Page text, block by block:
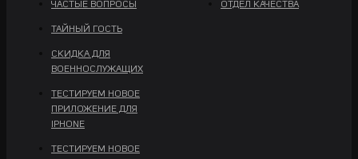
ЧАСТЫЕ ВОПРОСЫ
ТАЙНЫЙ ГОСТЬ
СКИДКА ДЛЯ
ВОЕННОСЛУЖАЩИХ
ТЕСТИРУЕМ НОВОЕ
ПРИЛОЖЕНИЕ ДЛЯ
IPHONE
ТЕСТИРУЕМ НОВОЕ
ОТДЕЛ КАЧЕСТВА